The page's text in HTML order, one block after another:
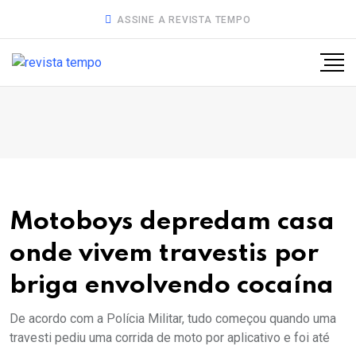
ASSINE A REVISTA TEMPO
Motoboys depredam casa
onde vivem travestis por
briga envolvendo cocaína
De acordo com a Polícia Militar, tudo começou quando uma
travesti pediu uma corrida de moto por aplicativo e foi até